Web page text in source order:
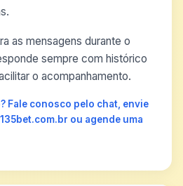
as mensagens durante o
sempre com histórico
o acompanhamento.
Fale conosco pelo chat, envie
ou agende uma